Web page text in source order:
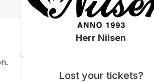
Herr Nilsen
Lost your tickets?